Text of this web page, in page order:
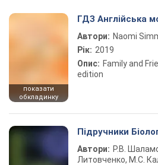
показати
обкладинку
ГДЗ Англійська
Автори: Naomi
Рік: 2019
Опис: Family and
edition
Підручники
Автори: Р.В.
Литовченко, М.С.